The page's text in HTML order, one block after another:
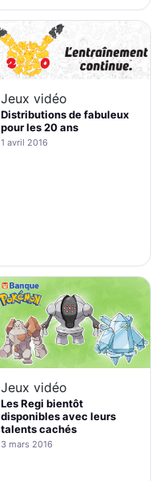
Jeux vidéo
Distributions de fabuleux
pour les 20 ans
1 avril 2016
Jeux vidéo
Les Regi bientôt
disponibles avec leurs
talents cachés
3 mars 2016